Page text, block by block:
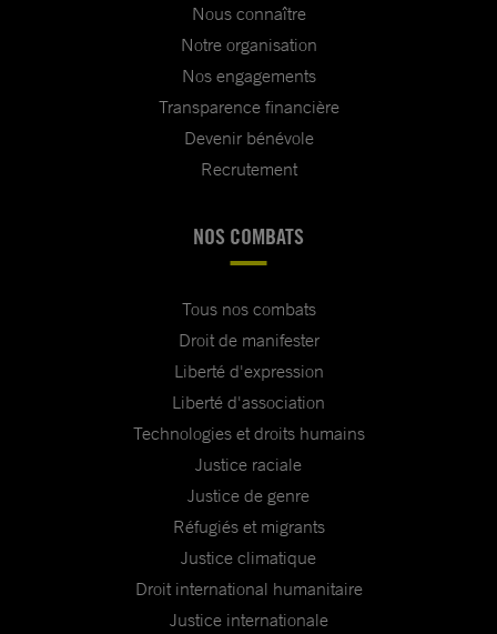
Nous connaître
Notre organisation
Nos engagements
Transparence financière
Devenir bénévole
Recrutement
NOS COMBATS
Tous nos combats
Droit de manifester
Liberté d'expression
Liberté d'association
Technologies et droits humains
Justice raciale
Justice de genre
Réfugiés et migrants
Justice climatique
Droit international humanitaire
Justice internationale